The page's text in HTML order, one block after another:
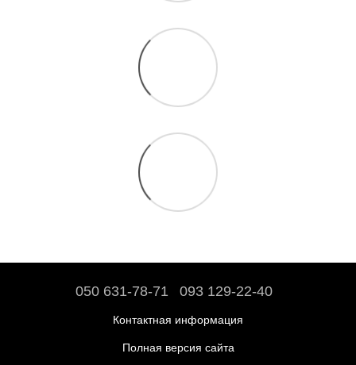
050 631-78-71 093 129-22-40
Контактная информация
Полная версия сайта